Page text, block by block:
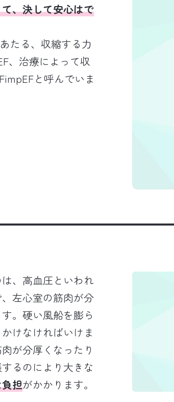
、決して安心はで
たる、収縮する力
、治療によって収
と呼んでいま
、 高血圧 といわれ
左心室の筋肉が分
。硬い風船を膨ら
けなければいけま
が分厚くなったり
るのにより大きな
担がかかります。